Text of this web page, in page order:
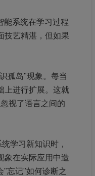
能系统在学习过程
技艺精湛，但如果
孤岛"现象。每当
上进行扩展。这就
视了语言之间的
学习新知识时，
象在实际应用中造
"忘记"如何诊断之